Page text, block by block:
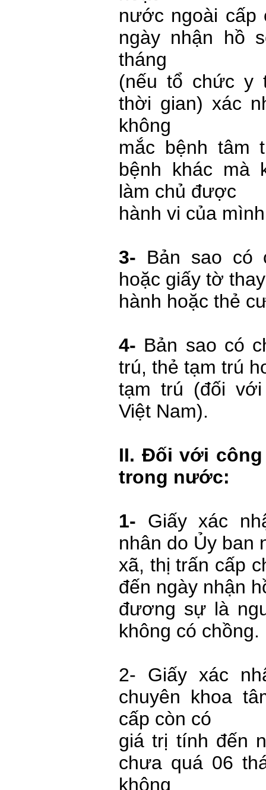
nước ngoài cấp
ngày nhận hồ
tháng
(nếu tổ chức y
thời gian) xác
không
mắc bệnh tâm
bệnh khác mà
làm chủ được
hành vi của
3- Bản sao có
hoặc giấy tờ
hành hoặc thẻ
4- Bản sao có
trú, thẻ tạm trú
tạm trú (đối
Việt Nam).
II. Đối với
trong nước:
1-
Giấy xác
nhân do Ủy ban
xã, thị trấn cấp
đến ngày nhận
đương sự là
không có chồng.
2- Giấy xác
chuyên khoa
cấp còn có
giá trị tính đến
chưa quá 06
không